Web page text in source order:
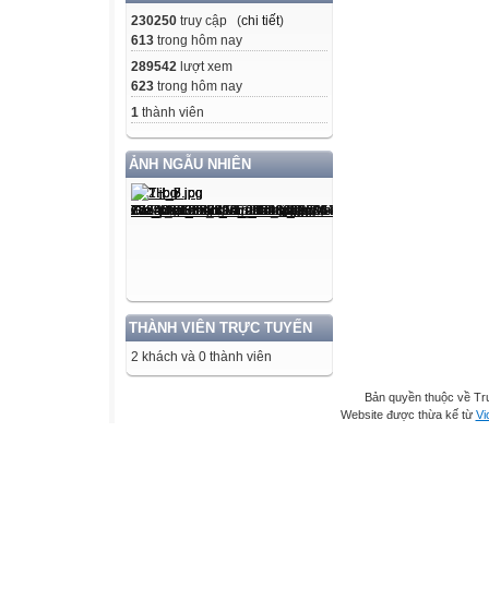
230250 truy cập (chi tiết)
613 trong hôm nay
289542 lượt xem
623 trong hôm nay
1 thành viên
ẢNH NGẪU NHIÊN
THÀNH VIÊN TRỰC TUYẾN
2 khách và 0 thành viên
Bản quyền thuộc về
Website được thừa kế từ